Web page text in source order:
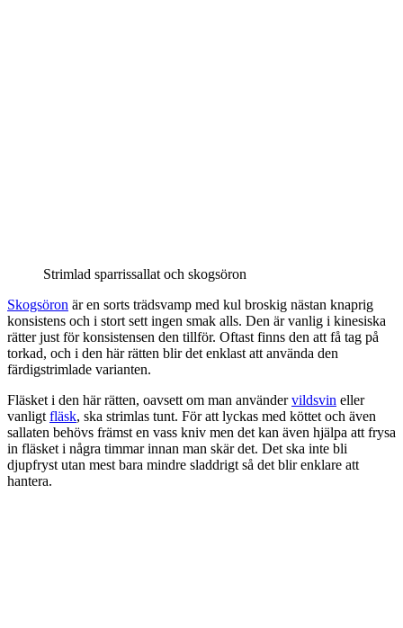
Strimlad sparrissallat och skogsöron
Skogsöron är en sorts trädsvamp med kul broskig nästan knaprig
konsistens och i stort sett ingen smak alls. Den är vanlig i kinesiska
rätter just för konsistensen den tillför. Oftast finns den att få tag på
torkad, och i den här rätten blir det enklast att använda den
färdigstrimlade varianten.
Fläsket i den här rätten, oavsett om man användervildsvin eller
vanligt fläsk, ska strimlas tunt. För att lyckas med köttet och även
sallaten behövs främst en vass kniv men det kan även hjälpa att frysa
in fläsket i några timmar innan man skär det. Det ska inte bli
djupfryst utan mest bara mindre sladdrigt så det blir enklare att
hantera.